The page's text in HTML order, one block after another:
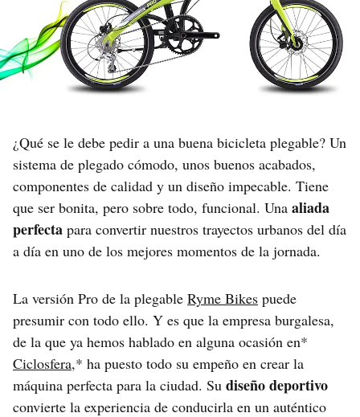
¿Qué se le debe pedir a una buena bicicleta plegable? Un
sistema de plegado cómodo, unos buenos acabados,
componentes de calidad y un diseño impecable. Tiene
que ser bonita, pero sobre todo, funcional. Una aliada
perfecta para convertir nuestros trayectos urbanos del día
a día en uno de los mejores momentos de la jornada.
La versión Pro de la plegable Ryme Bikes puede
presumir con todo ello. Y es que la empresa burgalesa,
de la que ya hemos hablado en alguna ocasión en*
Ciclosfera,* ha puesto todo su empeño en crear la
máquina perfecta para la ciudad. Su diseño deportivo
convierte la experiencia de conducirla en un auténtico